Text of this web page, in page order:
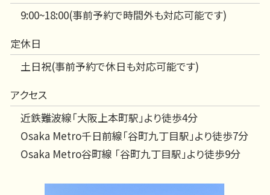
9:00~18:00(事前予約で時間外も対応可能です)
定休日
土日祝(事前予約で休日も対応可能です)
アクセス
近鉄難波線「大阪上本町駅」より徒歩4分
Osaka Metro千日前線「谷町九丁目駅」より徒歩7分
Osaka Metro谷町線 「谷町九丁目駅」より徒歩9分